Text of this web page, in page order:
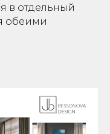
в отдельный
обеими